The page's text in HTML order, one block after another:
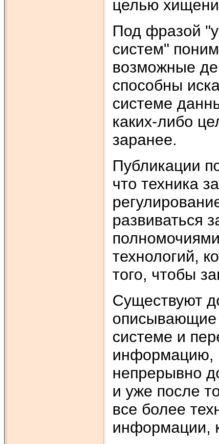
целью
Под фразой
систем"
возможные
способны
системе
каких-либо
заранее.
Публикации
что техника
развиваться
технологий,
того, чтобы
Существуют
системе и
информацию,
непрерывно
и уже после
все более
информации,